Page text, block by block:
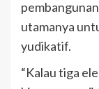
utamanya
yudikatif.
“Kalau tiga